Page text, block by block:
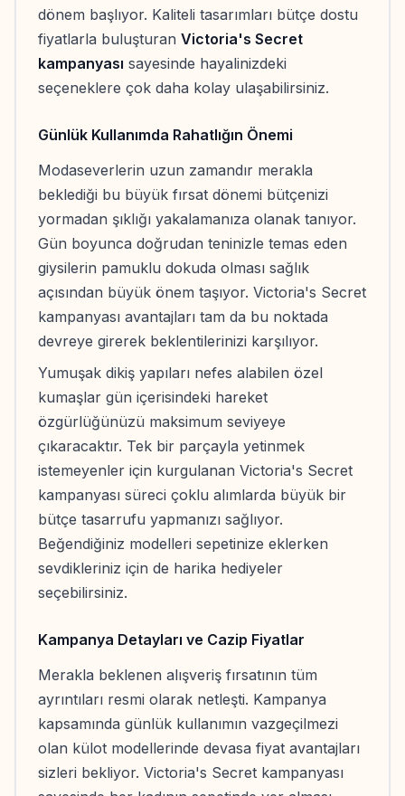
dönem başlıyor. Kaliteli tasarımları bütçe dostu
fiyatlarla buluşturan Victoria's Secret
kampanyası sayesinde hayalinizdeki
seçeneklere çok daha kolay ulaşabilirsiniz.
Günlük Kullanımda Rahatlığın Önemi
Modaseverlerin uzun zamandır merakla
beklediği bu büyük fırsat dönemi bütçenizi
yormadan şıklığı yakalamanıza olanak tanıyor.
Gün boyunca doğrudan teninizle temas eden
giysilerin pamuklu dokuda olması sağlık
açısından büyük önem taşıyor. Victoria's Secret
kampanyası avantajları tam da bu noktada
devreye girerek beklentilerinizi karşılıyor.
Yumuşak dikiş yapıları nefes alabilen özel
kumaşlar gün içerisindeki hareket
özgürlüğünüzü maksimum seviyeye
çıkaracaktır. Tek bir parçayla yetinmek
istemeyenler için kurgulanan Victoria's Secret
kampanyası süreci çoklu alımlarda büyük bir
bütçe tasarrufu yapmanızı sağlıyor.
Beğendiğiniz modelleri sepetinize eklerken
sevdikleriniz için de harika hediyeler
seçebilirsiniz.
Kampanya Detayları ve Cazip Fiyatlar
Merakla beklenen alışveriş fırsatının tüm
ayrıntıları resmi olarak netleşti. Kampanya
kapsamında günlük kullanımın vazgeçilmezi
olan külot modellerinde devasa fiyat avantajları
sizleri bekliyor. Victoria's Secret kampanyası